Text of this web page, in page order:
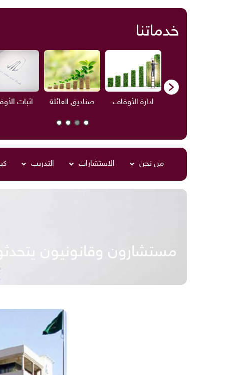
خدماتنا
ادارة الأوقاف صناديق العائلة اثبات
من نحن الاستشارات التدريب
مستشارون وقانونيون